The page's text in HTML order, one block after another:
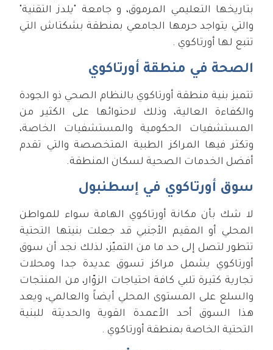
بتاريخها التعليمي المرموق، و جامعة "يلدز التقنية"
والتي يتواجد حرمها الجامعي بمنطقة بشكتاش التي
تتبع لها أورتاكوي .
الصحة في منطقة أورتاكوي
تتميز بنية منطقة أورتاكوي بالنظام الصحي ذو الجودة
والكفاءة العالية، وذلك لاحتوائها على الكثير من
المستشفيات الحكومية والمستشفيات الخاصة،
وتكثر فيها المراكز الطبية المتخصصة والتي تقدم
أفضل الخدمات الصحية لسكان المنطقة.
سوق أورتاكوي في إسطنبول
لا شك بأن مكانة أورتاكوي الهامة سواء للمواطن
المحلي أو المقيم الأجنبي قد جعلت بنيتها التحتية
تتطور لتصل إلى حد ما من التميّز، لذلك نجد أن سوق
أورتاكوي يشمل مراكز تسوق عديدة جدا ومحلات
تجارية كثيرة تلبي كافة احتياجات الزوّار، من المنتجات
والسلع على المستوى المحلي أيضاً والعالمي، ويعد
هذا السوق أحد الأعمدة القوية والحديثة للبنية
التحتية الخاصة بمنطقة أورتاكوي .